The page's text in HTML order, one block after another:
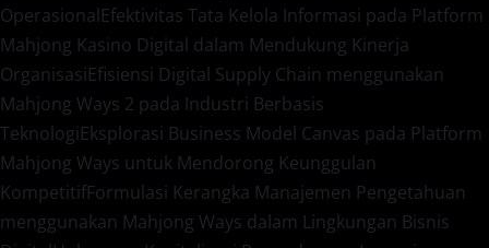
OperasionalEfektivitas Tata Kelola Informasi pada Platform
Mahjong Kasino Digital dalam Mendukung Kinerja
OrganisasiEfisiensi Digital Supply Chain menggunakan
Mahjong Ways 2 pada Industri Berbasis
TeknologiEksplorasi Business Model Canvas pada Platform
Mahjong Ways untuk Mendorong Keunggulan
KompetitifFormulasi Kerangka Manajemen Pengetahuan
menggunakan Mahjong Ways dalam Lingkungan Bisnis